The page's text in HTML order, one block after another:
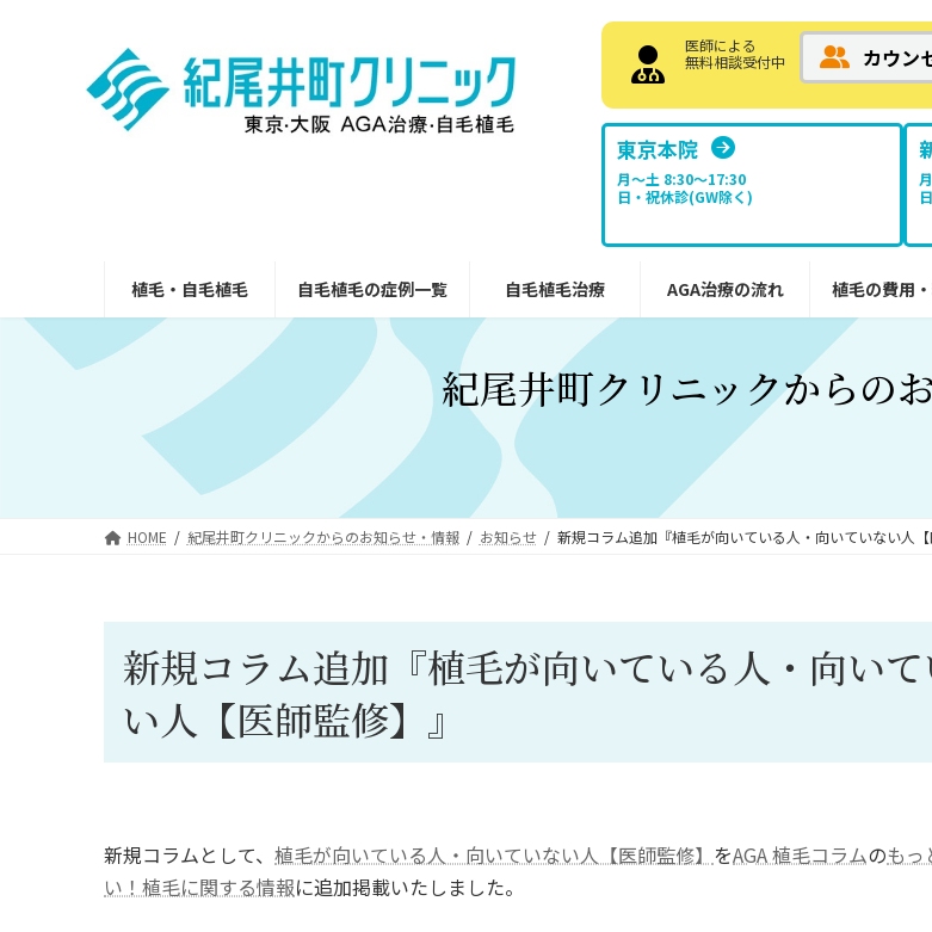
医師による
無料相談受付中
カウン
東京本院
月～土 8:30〜17:30
日・祝休診(GW除く)
植毛・自毛植毛 自毛植毛の症例一覧 自毛植毛治療 AGA治療の流れ 植毛の費用
紀尾井町クリニックからの
HOME 紀尾井町クリニックからのお知らせ・情報 お知らせ 新規コラム追加『植毛が向いている人・向いていない人【
新規コラム追加『植毛が向いている人・向い
い人【医師監修】』
新規コラムとして、 植毛が向いている人・向いていない人【医師監修】 をAGA 植毛コラムのもっ
い！植毛に関する情報に追加掲載いたしました。